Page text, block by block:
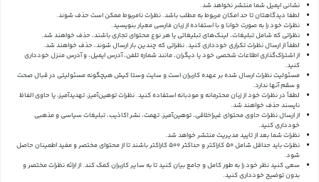
نشانی ایمیل شما منتشر نخواهد شد.
لطفا دیدگاهتان تا حد امکان مربوط به مطلب باشد. نظرات نامربوط ممکن است حذف شوند.
نظرات خود را به صورت خوانا و با استفاده از زبان فارسی معیار بنویسید.
نظراتی که شامل تبلیغات، لینک‌های تبلیغاتی یا هر نوع محتوای تجاری باشند، حذف خواهند شد.
لطفاً از ارسال نظرات تکراری خودداری کنید. نظراتی که چندین بار ارسال شوند، حذف خواهند شد.
از اشتراک‌گذاری اطلاعات شخصی خود یا دیگران، مانند شماره تلفن، آدرس ایمیل، و آدرس منزل خودداری
کنید.
مسئولیت نظرات ارسال شده بر عهده کاربران است و سایت وستا کیش هیچگونه مسئولیتی در قبال صحت
و سقم آنها ندارد.
لطفاً در نظرات خود از زبان محترمانه و مودبانه استفاده کنید. نظرات توهین‌آمیز، تهدیدآمیز، یا حاوی الفاظ
ناپسند حذف خواهند شد.
از ارسال نظرات حاوی محتوای غیراخلاقی، توهین‌آمیز، تهمت، نشر اکاذیب، تبلیغات سیاسی و مذهبی
خودداری کنید.
نظرات شما بعد از تایید مدیریت منتشر خواهد شد.
نظرات باید حداقل شامل 50 کاراکتر و حداکثر 500 کاراکتر باشند تا از محتوای مختصر و مفید اطمینان حاصل
شود.
سعی کنید نظر خود را به طور کامل و جامع بیان کنید تا به سایر کاربران کمک کند.از ارائه نظرات مختصر و
بدون توضیح خودداری کنید.